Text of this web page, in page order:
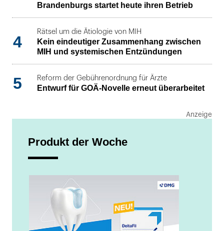
Brandenburgs startet heute ihren Betrieb
4
Rätsel um die Ätiologie von MIH
Kein eindeutiger Zusammenhang zwischen
MIH und systemischen Entzündungen
5 Reform der Gebührenordnung für Ärzte
Entwurf für GOÄ-Novelle erneut überarbeitet
Produkt der Woche